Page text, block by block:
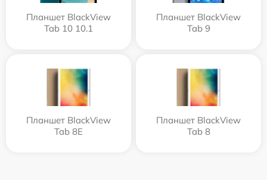
Планшет BlackView
Tab 10 10.1
Планшет BlackView
Tab 9
Планшет BlackView
Tab 8E
Планшет BlackView
Tab 8